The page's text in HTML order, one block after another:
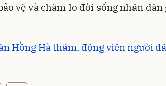
vệ và chăm lo đời sống nhân
Hồng Hà thăm, động viên người